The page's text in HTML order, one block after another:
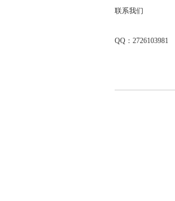
联系我们
QQ：2726103981